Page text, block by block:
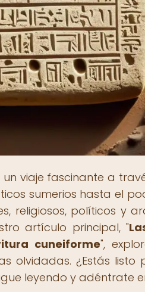
un viaje fascinante a
sumerios hasta el
religiosos, políticos y
artículo principal, "
cuneiforme",
olvidadas. ¿Estás listo
leyendo y adéntrate